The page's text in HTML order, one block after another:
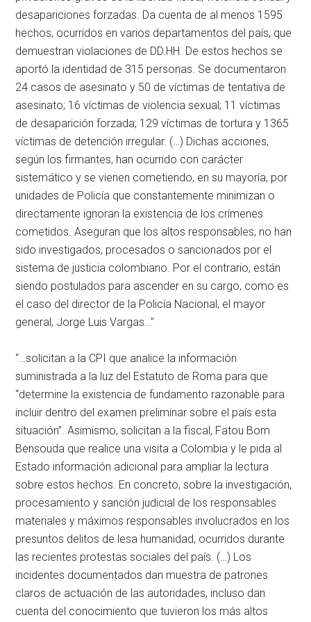
desapariciones forzadas. Da cuenta de al menos 1595
hechos, ocurridos en varios departamentos del país, que
demuestran violaciones de DD.HH. De estos hechos se
aportó la identidad de 315 personas. Se documentaron
24 casos de asesinato y 50 de víctimas de tentativa de
asesinato; 16 víctimas de violencia sexual; 11 víctimas
de desaparición forzada; 129 víctimas de tortura y 1365
víctimas de detención irregular. (…) Dichas acciones,
según los firmantes, han ocurrido con carácter
sistemático y se vienen cometiendo, en su mayoría, por
unidades de Policía que constantemente minimizan o
directamente ignoran la existencia de los crímenes
cometidos. Aseguran que los altos responsables, no han
sido investigados, procesados o sancionados por el
sistema de justicia colombiano. Por el contrario, están
siendo postulados para ascender en su cargo, como es
el caso del director de la Policía Nacional, el mayor
general, Jorge Luis Vargas…”
“…solicitan a la CPI que analice la información
suministrada a la luz del Estatuto de Roma para que
“determine la existencia de fundamento razonable para
incluir dentro del examen preliminar sobre el país esta
situación”. Asimismo, solicitan a la fiscal, Fatou Bom
Bensouda que realice una visita a Colombia y le pida al
Estado información adicional para ampliar la lectura
sobre estos hechos. En concreto, sobre la investigación,
procesamiento y sanción judicial de los responsables
materiales y máximos responsables involucrados en los
presuntos delitos de lesa humanidad, ocurridos durante
las recientes protestas sociales del país. (…) Los
incidentes documentados dan muestra de patrones
claros de actuación de las autoridades, incluso dan
cuenta del conocimiento que tuvieron los más altos